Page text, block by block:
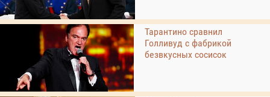
Тарантино сравнил
Голливуд с фабрикой
безвкусных сосисок